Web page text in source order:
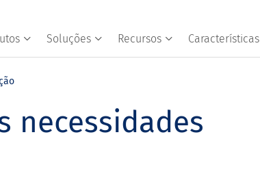
Soluções Recursos Características
necessidades